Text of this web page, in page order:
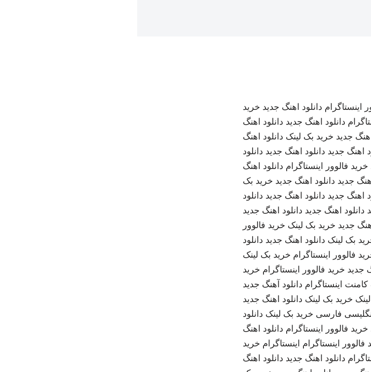
اینستاگرام دانلود اهنگ جدید خرید
دانلود اهنگ جدید دانلود اهنگ
جدید خرید بک لینک دانلود اهنگ
اهنگ جدید دانلود اهنگ جدید دانلود
خرید فالوور اینستاگرام دانلود اهنگ
جدید دانلود اهنگ جدید خرید بک
اهنگ جدید دانلود اهنگ جدید دانلود
دانلود اهنگ جدید دانلود اهنگ جدید
جدید خرید بک لینک خرید فالوور
بک لینک دانلود اهنگ جدید دانلود
فالوور اینستاگرام خرید بک لینک
جدید خرید فالوور اینستاگرام خرید
کامنت اینستاگرام دانلود آهنگ جدید
خرید بک لینک دانلود اهنگ جدید
فارسی خرید بک لینک دانلود
خرید فالوور اینستاگرام دانلود اهنگ
فالوور اینستاگرام اینستاگرام خرید
دانلود اهنگ جدید دانلود اهنگ